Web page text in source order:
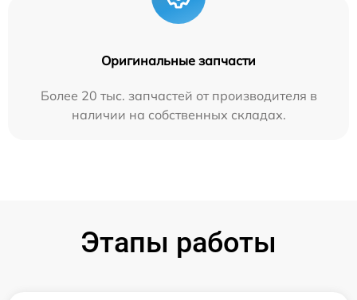
Оригинальные запчасти
Более 20 тыс. запчастей от производителя в
наличии на собственных складах.
Этапы работы